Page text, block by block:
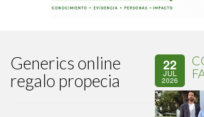
Generics online
regalo propecia
22
JUL
2026